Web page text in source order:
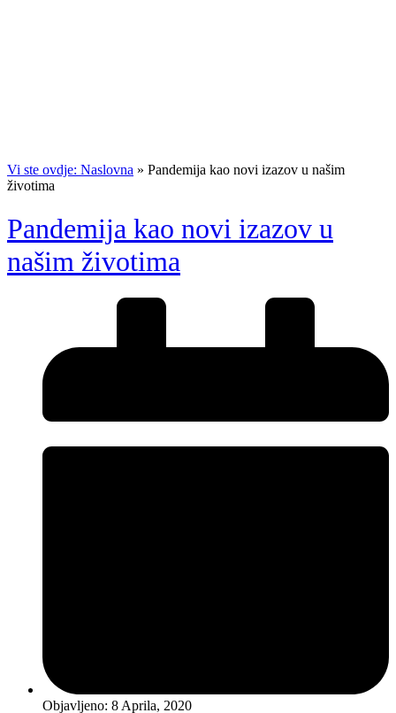
Vi ste ovdje: Naslovna » Pandemija kao novi izazov u našim
životima
Pandemija kao novi izazov u
našim životima
Objavljeno: 8 Aprila, 2020